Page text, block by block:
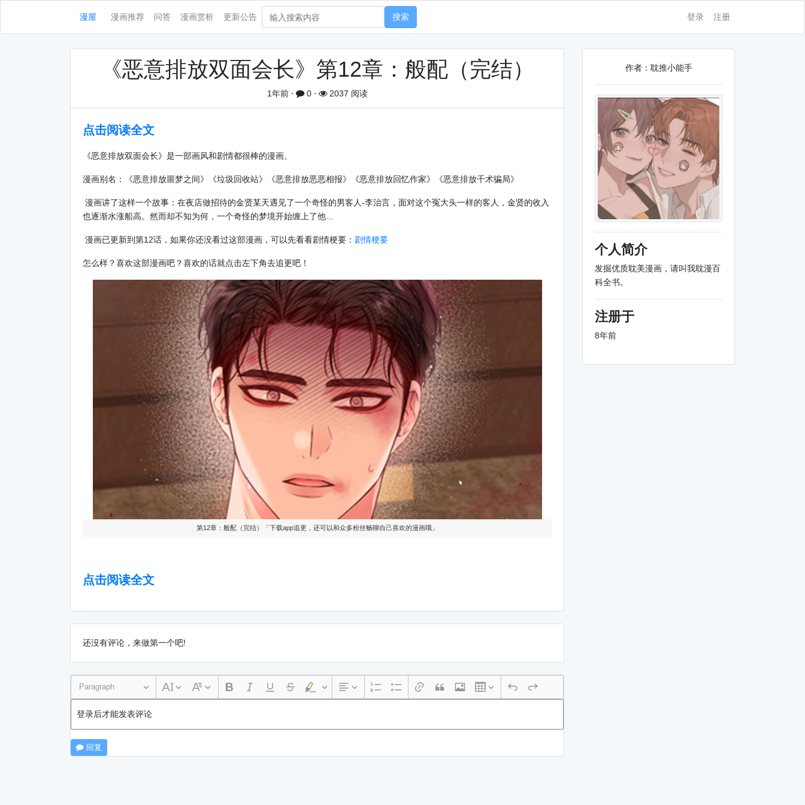
漫屋 漫画推荐 问答 漫画赏析 更新公告 搜索 登录 注册
《恶意排放双面会长》第12章：般配（完结）
1年前⋅ 0⋅ 2037 阅读
点击阅读全文
《恶意排放双面会长》是一部画风和剧情都很棒的漫画。
漫画别名：《恶意排放噩梦之间》《垃圾回收站》《恶意排放恶恶相报》《恶意排放回忆作家》《恶意排放千术骗局》
漫画讲了这样一个故事：在夜店做招待的金贤某天遇见了一个奇怪的男客人-李治言，面对这个冤大头一样的客人，金贤的收入
也逐渐水涨船高。然而却不知为何，一个奇怪的梦境开始缠上了他...
漫画已更新到第12话，如果你还没看过这部漫画，可以先看看剧情梗要： 剧情梗要
怎么样？喜欢这部漫画吧？喜欢的话就点击左下角去追更吧！
第12章：般配（完结）「下载app追更，还可以和众多粉丝畅聊自己喜欢的漫画哦」
点击阅读全文
还没有评论，来做第一个吧!
Paragraph
登录后才能发表评论
回复
作者：耽推小能手
个人简介
发掘优质耽美漫画，请叫我耽漫百
科全书。
注册于
8年前